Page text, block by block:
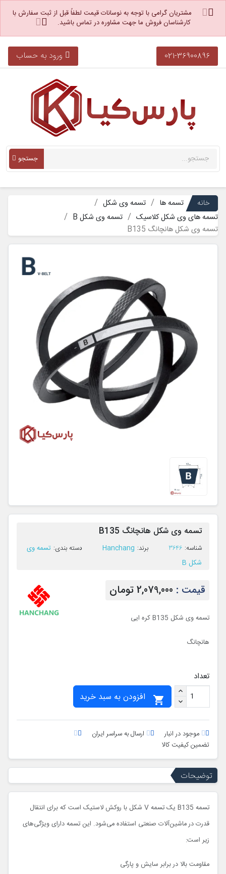
مشتریان گرامی با توجه به نوسانات قیمت لطفاً قبل از ثبت سفارش با
کارشناسان فروش ما جهت مشاوره در تماس باشید.
021-36900896 ورود به حساب
جستجو
خانه تسمه ها
تسمه وی شکل
تسمه های وی شکل کلاسیک
تسمه وی شکل B
تسمه وی شکل هانچانگ B135
تسمه وی شکل هانچانگ B135
ﺷﻨﺎﺳﻪ: 3646 ﺑﺮﻧﺪ: Hanchang ﺩﺳﺘﻪ ﺑﻨﺪی: تسمه وی
شکل B
قیمت : 2,079,000 تومان
تسمه وی شکل B135 کره ایی
هانچانگ
تعداد

موجود در انبار
ارسال به سراسر ایران
تضمین کیفیت کالا
توضیحات
تسمه B135 یک تسمه V شکل با روکش لاستیک است که برای انتقال
قدرت در ماشین‌آلات صنعتی استفاده می‌شود. این تسمه دارای ویژگی‌های
زیر است:
مقاومت بالا در برابر سایش و پارگی